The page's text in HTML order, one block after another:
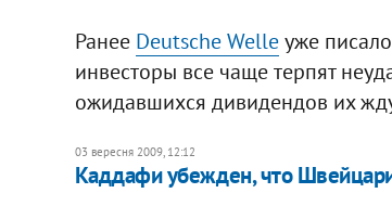
Ранее Deutsche Welleуже
инвесторы все чаще терпят
ожидавшихся дивидендов их
03 вересня 2009, 12:12
Каддафи убежден, что